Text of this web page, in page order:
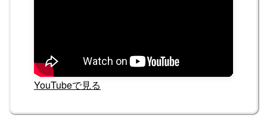
YouTubeで見る